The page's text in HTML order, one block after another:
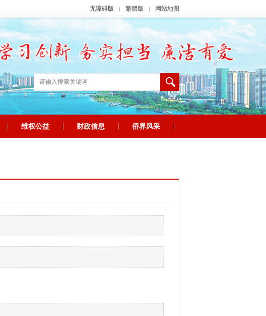
无障碍版 | 繁體版 | 网站地图
| 维权公益 | 财政信息 | 侨界风采 |